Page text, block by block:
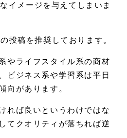
イメージを与えてしまいま
投稿を推奨しております。
やライフスタイル系の商材
ビジネス系や学習系は平日
向があります。
れば良いというわけではな
てクオリティが落ちれば逆